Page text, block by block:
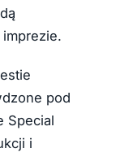
pod
Special
i